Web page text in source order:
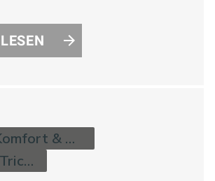
reduzieren lassen.
Komfort & Hygiene
Tipps & Tricks